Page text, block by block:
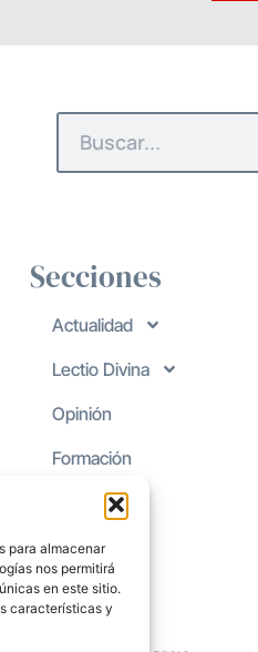
para almacenar
nos permitirá
en este sitio.
características y
Secciones
Actualidad
Lectio Divina
Opinión
Formación